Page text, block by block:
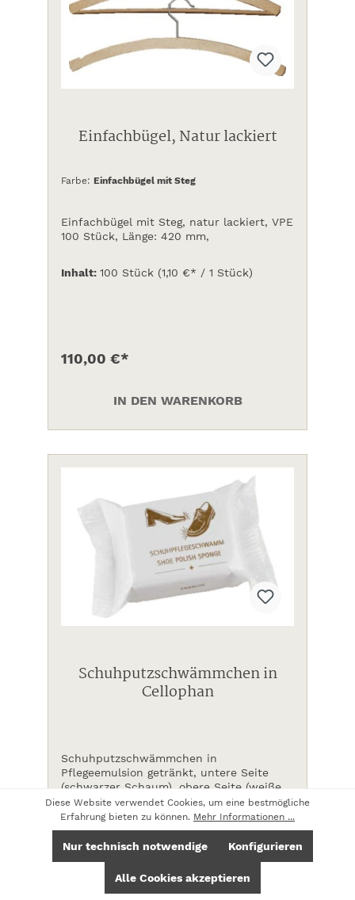
Einfachbügel, Natur lackiert
Farbe: Einfachbügel mit Steg
Einfachbügel mit Steg, natur lackiert, VPE
100 Stück, Länge: 420 mm,
Inhalt: 100 Stück (1,10 €* / 1 Stück)
110,00 €*
IN DEN WARENKORB
Schuhputzschwämmchen in
Cellophan
Schuhputzschwämmchen in
Pflegeemulsion getränkt, untere Seite
(schwarzer Schaum), obere Seite (weißer
Schaum), geschlitzt mit 2 Grifflaschen. 48
x 38 mm
Inhalt:500 Stück(0,21 €* / 1 Stück)
105,00 €*
Diese Website verwendet Cookies, um eine bestmögliche
Erfahrung bieten zu können. Mehr Informationen ...
Nur technisch notwendige Konfigurieren
Alle Cookies akzeptieren